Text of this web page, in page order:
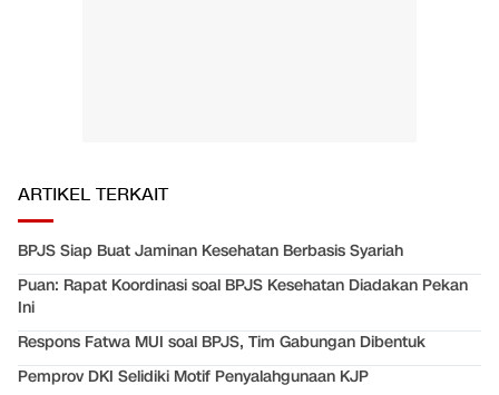
ARTIKEL TERKAIT
BPJS Siap Buat Jaminan Kesehatan Berbasis Syariah
Puan: Rapat Koordinasi soal BPJS Kesehatan Diadakan Pekan
Ini
Respons Fatwa MUI soal BPJS, Tim Gabungan Dibentuk
Pemprov DKI Selidiki Motif Penyalahgunaan KJP